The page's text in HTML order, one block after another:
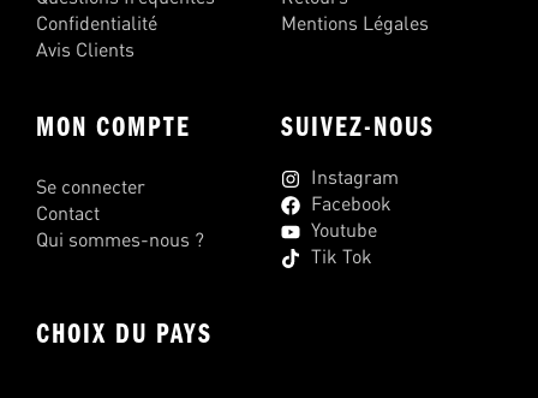
Confidentialité
Avis Clients
Mentions Légales
MON COMPTE
Se connecter
Contact
Qui sommes-nous ?
SUIVEZ-NOUS
Instagram
Facebook
Youtube
Tik Tok
CHOIX DU PAYS